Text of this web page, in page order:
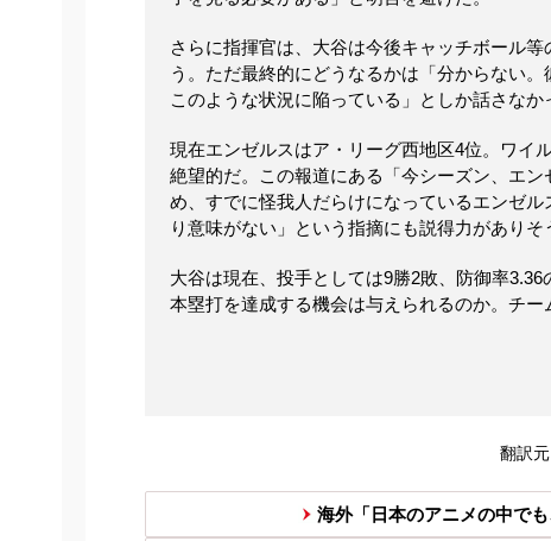
さらに指揮官は、大谷は今後キャッチボール
う。ただ最終的にどうなるかは「分からない
このような状況に陥っている」としか話さなか
現在エンゼルスはア・リーグ西地区4位。ワイ
絶望的だ。この報道にある「今シーズン、エ
め、すでに怪我人だらけになっているエンゼ
り意味がない」という指摘にも説得力がありそ
大谷は現在、投手としては9勝2敗、防御率
本塁打を達成する機会は与えられるのか。チー
翻訳
海外「日本のアニメの中で